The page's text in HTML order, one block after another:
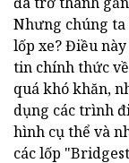
Nhưng chúng
lốp xe? Điều
tin chính thức
quá khó khăn,
dụng các trình
hình cụ thể và
các lốp